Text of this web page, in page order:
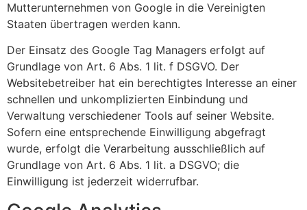
Mutterunternehmen von Google in die Vereinigten
Staaten übertragen werden kann.
Der Einsatz des Google Tag Managers erfolgt auf
Grundlage von Art. 6 Abs. 1 lit. f DSGVO. Der
Websitebetreiber hat ein berechtigtes Interesse an einer
schnellen und unkomplizierten Einbindung und
Verwaltung verschiedener Tools auf seiner Website.
Sofern eine entsprechende Einwilligung abgefragt
wurde, erfolgt die Verarbeitung ausschließlich auf
Grundlage von Art. 6 Abs. 1 lit. a DSGVO; die
Einwilligung ist jederzeit widerrufbar.